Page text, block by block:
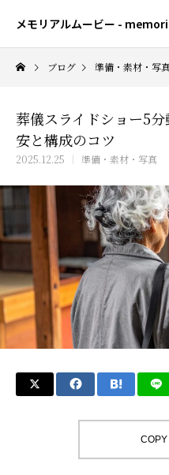
メモリアルムービー -
ブログ 準備・素材・写
葬儀スライドショー5
安と構成のコツ
2025.12.25 準備・素材・写真